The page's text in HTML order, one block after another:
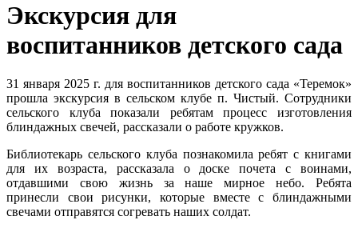
Экскурсия для
воспитанников детского сада
31 января 2025 г. для воспитанников детского сада «Теремок»
прошла экскурсия в сельском клубе п. Чистый. Сотрудники
сельского клуба показали ребятам процесс изготовления
блиндажных свечей, рассказали о работе кружков.
Библиотекарь сельского клуба познакомила ребят с книгами
для их возраста, рассказала о доске почета с воинами,
отдавшими свою жизнь за наше мирное небо. Ребята
принесли свои рисунки, которые вместе с блиндажными
свечами отправятся согревать наших солдат.